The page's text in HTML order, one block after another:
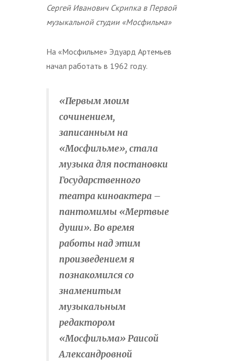
Сергей Иванович Скрипка в Первой
музыкальной студии «Мосфильма»
На «Мосфильме» Эдуард Артемьев
начал работать в 1962 году.
«Первым моим
сочинением,
записанным на
«Мосфильме», стала
музыка для постановки
Государственного
театра киноактера –
пантомимы «Мертвые
души». Во время
работы над этим
произведением я
познакомился со
знаменитым
музыкальным
редактором
«Мосфильма» Раисой
Александровной